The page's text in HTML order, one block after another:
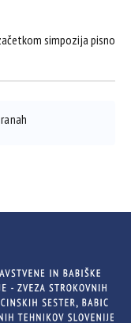
simpozija pisno